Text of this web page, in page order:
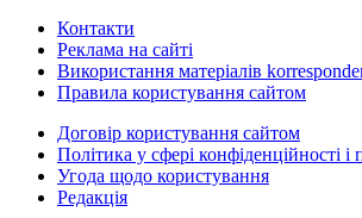
Контакти
Реклама на сайті
Використання матеріалів
Правила користування сайтом
Договір користування сайтом
Політика у сфері конфіденційності
Угода щодо користування
Редакція